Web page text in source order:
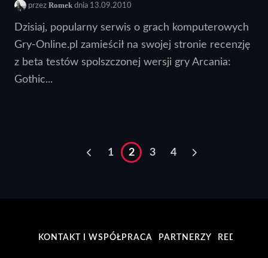
przez Romek dnia 13.09.2010
Dzisiaj, popularny serwis o grach komputerowych
Gry-Online.pl zamieścił na swojej stronie recenzję
z beta testów spolszczonej wersji gry Arcania:
Gothic...
1 2 3 4
KONTAKT I WSPÓŁPRACA PARTNERZY REDAKCJA